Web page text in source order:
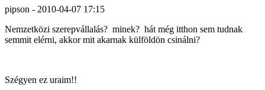
pipson - 2010-04-07 17:15
Nemzetközi szerepvállalás? minek? hát még itthon sem tudnak
semmit elérni, akkor mit akarnak külföldön csinálni?
Szégyen ez uraim!!